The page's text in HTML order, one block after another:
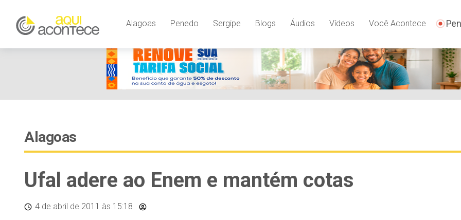
Alagoas Penedo Sergipe Blogs Áudios Vídeos Você Acontece
Alagoas
Ufal adere ao Enem e mantém cotas
4 de abril de 2011 às 15:18